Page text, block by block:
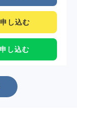
し込む
し込む